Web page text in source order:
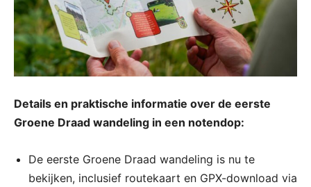
Details en praktische informatie over de eerste
Groene Draad wandeling in een notendop:
De eerste Groene Draad wandeling is nu te
bekijken, inclusief routekaart en GPX-download via